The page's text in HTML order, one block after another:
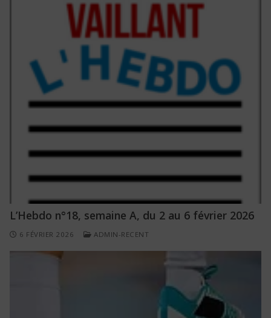
L’Hebdo n°18, semaine A, du 2 au 6 février 2026
6 FÉVRIER 2026 ADMIN-RECENT